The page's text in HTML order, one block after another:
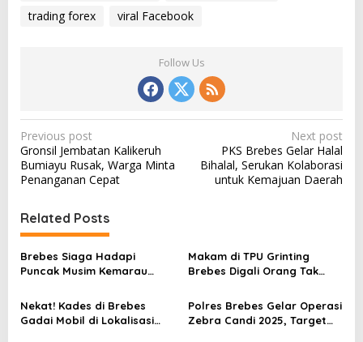
trading forex
viral Facebook
Follow Us
P
o
s
n
a
v
g
Previous post
Gronsil Jembatan Kalikeruh
Bumiayu Rusak, Warga Minta
Penanganan Cepat
Next post
PKS Brebes Gelar Halal
Bihalal, Serukan Kolaborasi
untuk Kemajuan Daerah
Related Posts
Brebes Siaga Hadapi
Puncak Musim Kemarau
Kesiapsiagaan Bencana dan
Karhutla
Makam di TPU Grinting
Brebes Digali Orang Tak
Selidiki Motif Pelaku
Nekat! Kades di Brebes
Gadai Mobil di Lokalisasi
Polres Brebes Gelar Operasi
Zebra Candi 2025, Target